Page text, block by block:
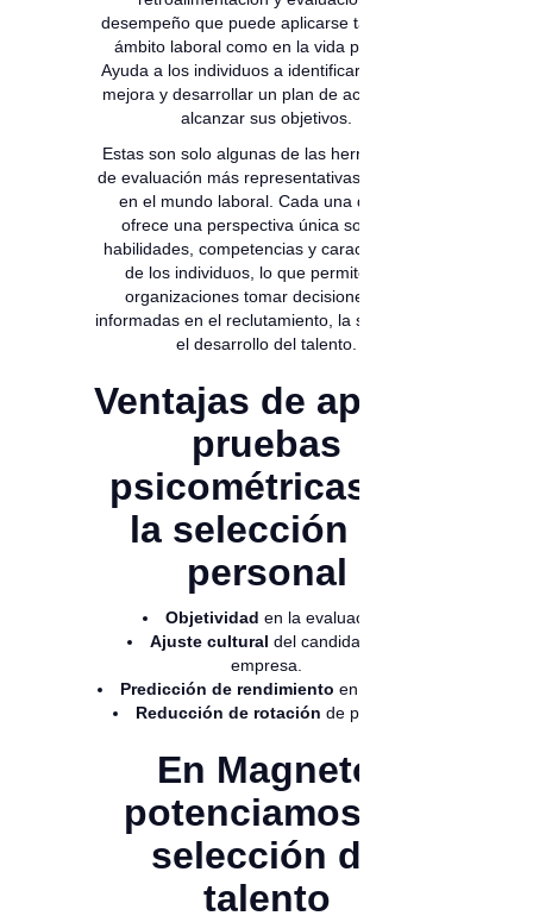
desempeño que puede aplicarse tanto en el
ámbito laboral como en la vida personal.
Ayuda a los individuos a identificar áreas de
mejora y desarrollar un plan de acción para
alcanzar sus objetivos.
Estas son solo algunas de las herramientas
de evaluación más representativas utilizadas
en el mundo laboral. Cada una de ellas
ofrece una perspectiva única sobre las
habilidades, competencias y características
de los individuos, lo que permite a las
organizaciones tomar decisiones más
informadas en el reclutamiento, la selección y
el desarrollo del talento.
Ventajas de aplicar
pruebas
psicométricas en
la selección de
personal
Objetividad en la evaluación.
Ajuste cultural del candidato a la
empresa.
Predicción de rendimiento en el puesto.
Reducción de rotación de personal.
En Magneto
potenciamos tu
selección de
talento